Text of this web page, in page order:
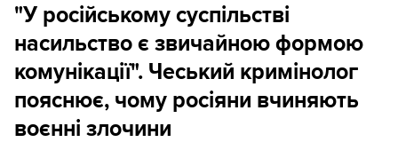
"У російському суспільстві
насильство є звичайною формою
комунікації". Чеський кримінолог
пояснює, чому росіяни вчиняють
воєнні злочини